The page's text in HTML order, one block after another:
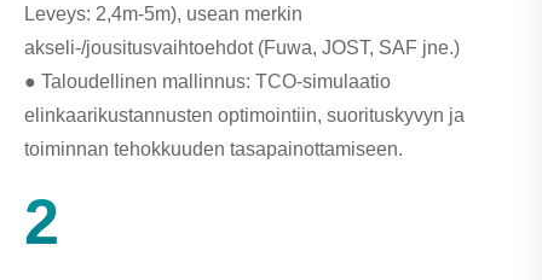
Leveys: 2,4m-5m), usean merkin
akseli-/jousitusvaihtoehdot (Fuwa, JOST, SAF jne.)
● Taloudellinen mallinnus: TCO-simulaatio
elinkaarikustannusten optimointiin, suorituskyvyn ja
toiminnan tehokkuuden tasapainottamiseen.
2